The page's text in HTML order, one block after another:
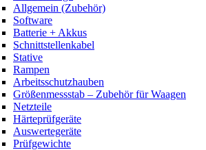
Allgemein (Zubehör)
Software
Batterie + Akkus
Schnittstellenkabel
Stative
Rampen
Arbeitsschutzhauben
Größenmessstab – Zubehör für Waagen
Netzteile
Härteprüfgeräte
Auswertegeräte
Prüfgewichte